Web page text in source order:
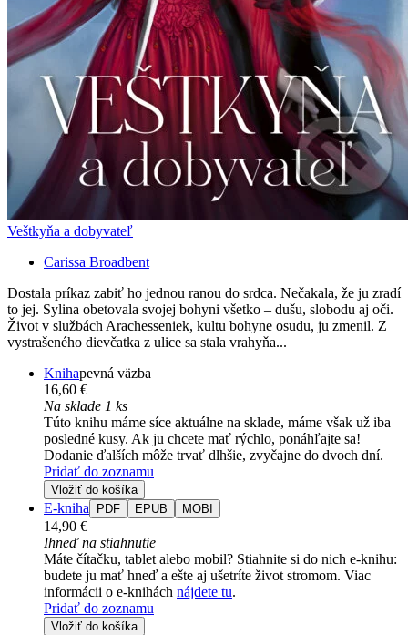
Veštkyňa a dobyvateľ
Carissa Broadbent
Dostala príkaz zabiť ho jednou ranou do srdca. Nečakala, že ju zradí
to jej. Sylina obetovala svojej bohyni všetko – dušu, slobodu aj oči.
Život v službách Arachesseniek, kultu bohyne osudu, ju zmenil. Z
vystrašeného dievčatka z ulice sa stala vrahyňa...
Knihapevná väzba
16,60 €
Na sklade 1 ks
Túto knihu máme síce aktuálne na sklade, máme však už iba
posledné kusy. Ak ju chcete mať rýchlo, ponáhľajte sa!
Dodanie ďalších môže trvať dlhšie, zvyčajne do dvoch dní.
Pridať do zoznamu
Vložiť do košíka
E-kniha PDF EPUB MOBI
14,90 €
Ihneď na stiahnutie
Máte čítačku, tablet alebo mobil? Stiahnite si do nich e-knihu:
budete ju mať hneď a ešte aj ušetríte život stromom. Viac
informácii o e-knihách nájdete tu.
Pridať do zoznamu
Vložiť do košíka